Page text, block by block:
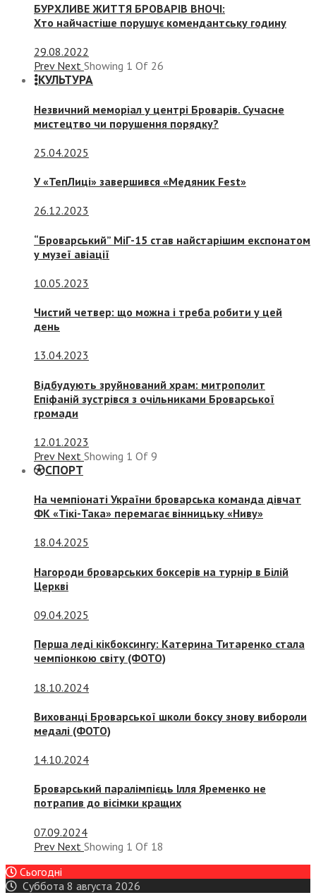
БУРХЛИВЕ ЖИТТЯ БРОВАРІВ ВНОЧІ:
Хто найчастіше порушує комендантську годину
29.08.2022
Prev Next Showing 1 Of 26
КУЛЬТУРА
Незвичний меморіал у центрі Броварів. Сучасне
мистецтво чи порушення порядку?
25.04.2025
У «ТепЛиці» завершився «Медяник Fest»
26.12.2023
“Броварський” МіГ-15 став найстарішим експонатом
у музеї авіації
10.05.2023
Чистий четвер: що можна і треба робити у цей
день
13.04.2023
Відбудують зруйнований храм: митрополит
Епіфаній зустрівся з очільниками Броварської
громади
12.01.2023
Prev Next Showing 1 Of 9
СПОРТ
На чемпіонаті України броварська команда дівчат
ФК «Тікі-Така» перемагає вінницьку «Ниву»
18.04.2025
Нагороди броварських боксерів на турнір в Білій
Церкві
09.04.2025
Перша леді кікбоксингу: Катерина Титаренко стала
чемпіонкою світу (ФОТО)
18.10.2024
Вихованці Броварської школи боксу знову вибороли
медалі (ФОТО)
14.10.2024
Броварський паралімпієць Ілля Яременко не
потрапив до вісімки кращих
07.09.2024
Prev Next Showing 1 Of 18
Сьогодні
Суббота 8 августа 2026